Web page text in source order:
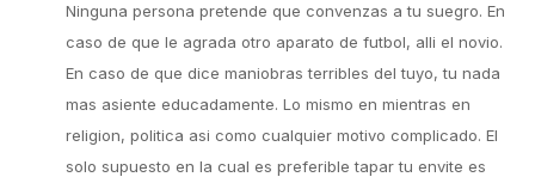
Ninguna persona pretende que convenzas a tu suegro. En
caso de que le agrada otro aparato de futbol, alli el novio.
En caso de que dice maniobras terribles del tuyo, tu nada
mas asiente educadamente. Lo mismo en mientras en
religion, politica asi como cualquier motivo complicado. El
solo supuesto en la cual es preferible tapar tu envite es